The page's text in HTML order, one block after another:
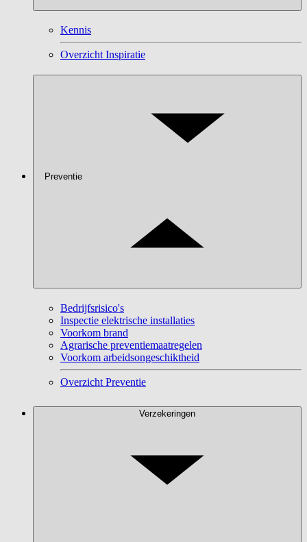
Kennis
Overzicht Inspiratie
Preventie
Bedrijfsrisico's
Inspectie elektrische installaties
Voorkom brand
Agrarische preventiemaatregelen
Voorkom arbeidsongeschiktheid
Overzicht Preventie
Verzekeringen